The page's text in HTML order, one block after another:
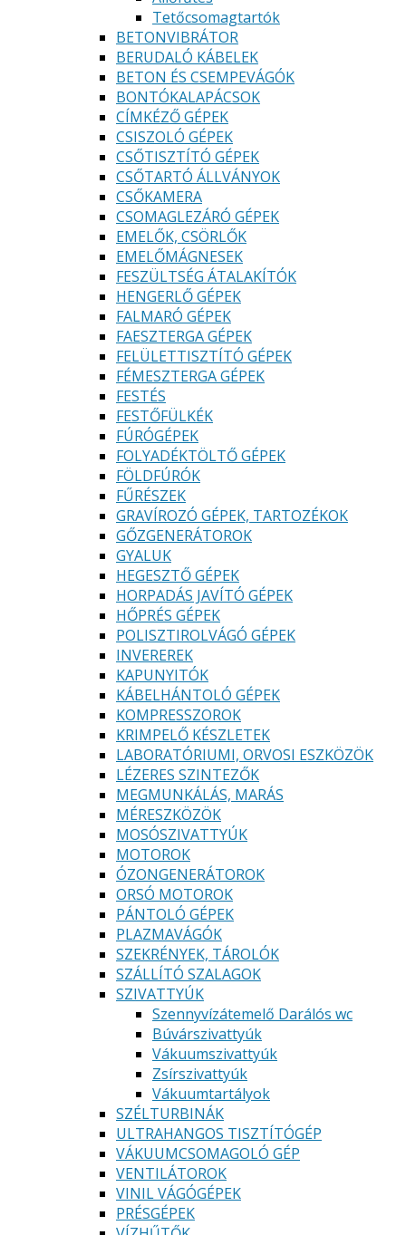
Tetőcsomagtartók
BETONVIBRÁTOR
BERUDALÓ KÁBELEK
BETON ÉS CSEMPEVÁGÓK
BONTÓKALAPÁCSOK
CÍMKÉZŐ GÉPEK
CSISZOLÓ GÉPEK
CSŐTISZTÍTÓ GÉPEK
CSŐTARTÓ ÁLLVÁNYOK
CSŐKAMERA
CSOMAGLEZÁRÓ GÉPEK
EMELŐK, CSÖRLŐK
EMELŐMÁGNESEK
FESZÜLTSÉG ÁTALAKÍTÓK
HENGERLŐ GÉPEK
FALMARÓ GÉPEK
FAESZTERGA GÉPEK
FELÜLETTISZTÍTÓ GÉPEK
FÉMESZTERGA GÉPEK
FESTÉS
FESTŐFÜLKÉK
FÚRÓGÉPEK
FOLYADÉKTÖLTŐ GÉPEK
FÖLDFÚRÓK
FŰRÉSZEK
GRAVÍROZÓ GÉPEK, TARTOZÉKOK
GŐZGENERÁTOROK
GYALUK
HEGESZTŐ GÉPEK
HORPADÁS JAVÍTÓ GÉPEK
HŐPRÉS GÉPEK
POLISZTIROLVÁGÓ GÉPEK
INVEREREK
KAPUNYITÓK
KÁBELHÁNTOLÓ GÉPEK
KOMPRESSZOROK
KRIMPELŐ KÉSZLETEK
LABORATÓRIUMI, ORVOSI ESZKÖZÖK
LÉZERES SZINTEZŐK
MEGMUNKÁLÁS, MARÁS
MÉRESZKÖZÖK
MOSÓSZIVATTYÚK
MOTOROK
ÓZONGENERÁTOROK
ORSÓ MOTOROK
PÁNTOLÓ GÉPEK
PLAZMAVÁGÓK
SZEKRÉNYEK, TÁROLÓK
SZÁLLÍTÓ SZALAGOK
SZIVATTYÚK
Szennyvízátemelő Darálós wc
Búvárszivattyúk
Vákuumszivattyúk
Zsírszivattyúk
Vákuumtartályok
SZÉLTURBINÁK
ULTRAHANGOS TISZTÍTÓGÉP
VÁKUUMCSOMAGOLÓ GÉP
VENTILÁTOROK
VINIL VÁGÓGÉPEK
PRÉSGÉPEK